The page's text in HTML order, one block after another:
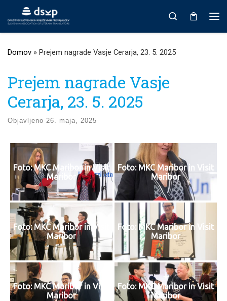
Prikaži vso vsebino
Search
Domov » Prejem nagrade Vasje Cerarja, 23. 5. 2025
Prejem nagrade Vasje
Cerarja, 23. 5. 2025
Objavljeno 26. maja, 2025
Foto: MKC Maribor in Visit
Maribor
Foto: MKC Maribor in Visit
Maribor
Foto: MKC Maribor in Visit
Maribor
Foto: MKC Maribor in Visit
Maribor
Foto: MKC Maribor in Visit
Maribor
Foto: MKC Maribor in Visit
Maribor